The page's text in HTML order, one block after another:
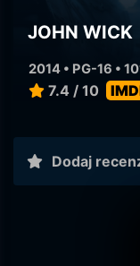
JOHN WICK
2014 • PG-16 •
7.4 / 10
Dodaj